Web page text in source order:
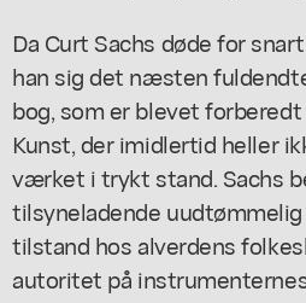
Da Curt Sachs døde for
han sig det næsten
bog, som er blevet
Kunst, der imidlertid heller
værket i trykt stand. Sachs
tilsyneladende
tilstand hos alverdens
autoritet på